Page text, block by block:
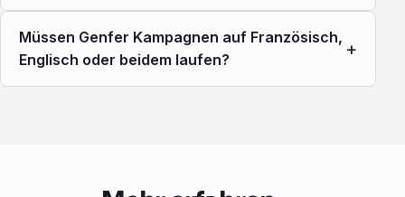
Müssen Genfer Kampagnen auf Französisch,
Englisch oder beidem laufen?
+